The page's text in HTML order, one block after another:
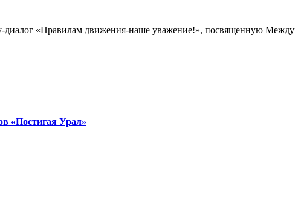
диалог «Правилам движения-наше уважение!», посвященную
«Постигая Урал»